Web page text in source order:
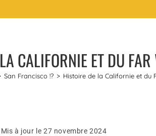
CALIFORNIE ET DU FAR
San Francisco !? > Histoire de la Californie et du
Mis à jour le 27 novembre 2024